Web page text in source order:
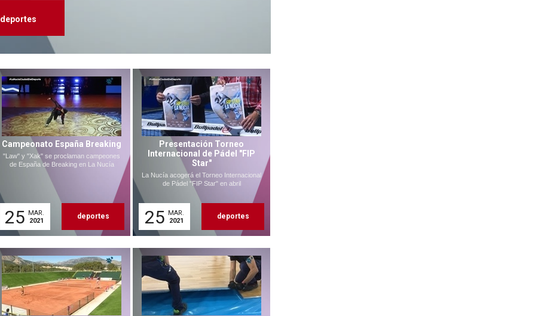
deportes
Campeonato España Breaking
"Law" y "Xak" se proclaman campeones
de España de Breaking en La Nucía
25 MAR.
2021
deportes
Presentación Torneo
Internacional de Pádel "FIP
Star"
La Nucía acogerá el Torneo Internacional
de Pádel "FIP Star" en abril
25 MAR.
2021
deportes